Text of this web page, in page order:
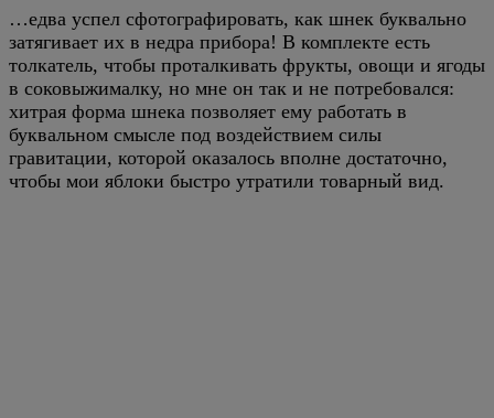
…едва успел сфотографировать, как шнек буквально
затягивает их в недра прибора! В комплекте есть
толкатель, чтобы проталкивать фрукты, овощи и ягоды
в соковыжималку, но мне он так и не потребовался:
хитрая форма шнека позволяет ему работать в
буквальном смысле под воздействием силы
гравитации, которой оказалось вполне достаточно,
чтобы мои яблоки быстро утратили товарный вид.